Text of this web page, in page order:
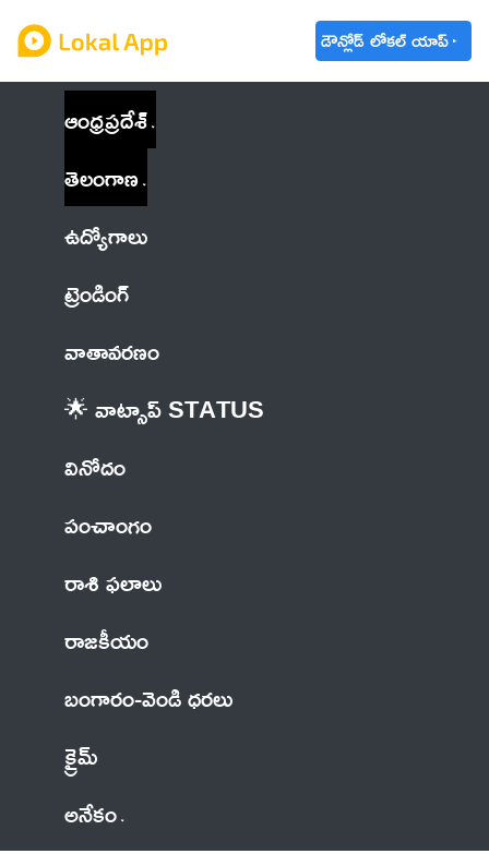
డౌన్లోడ్ లోకల్ యాప్
ఆంధ్రప్రదేశ్
తెలంగాణ
ఉద్యోగాలు
ట్రెండింగ్
వాతావరణం
🌟 వాట్సాప్ STATUS
వినోదం
పంచాంగం
రాశి ఫలాలు
రాజకీయం
బంగారం-వెండి ధరలు
క్రైమ్
అనేకం